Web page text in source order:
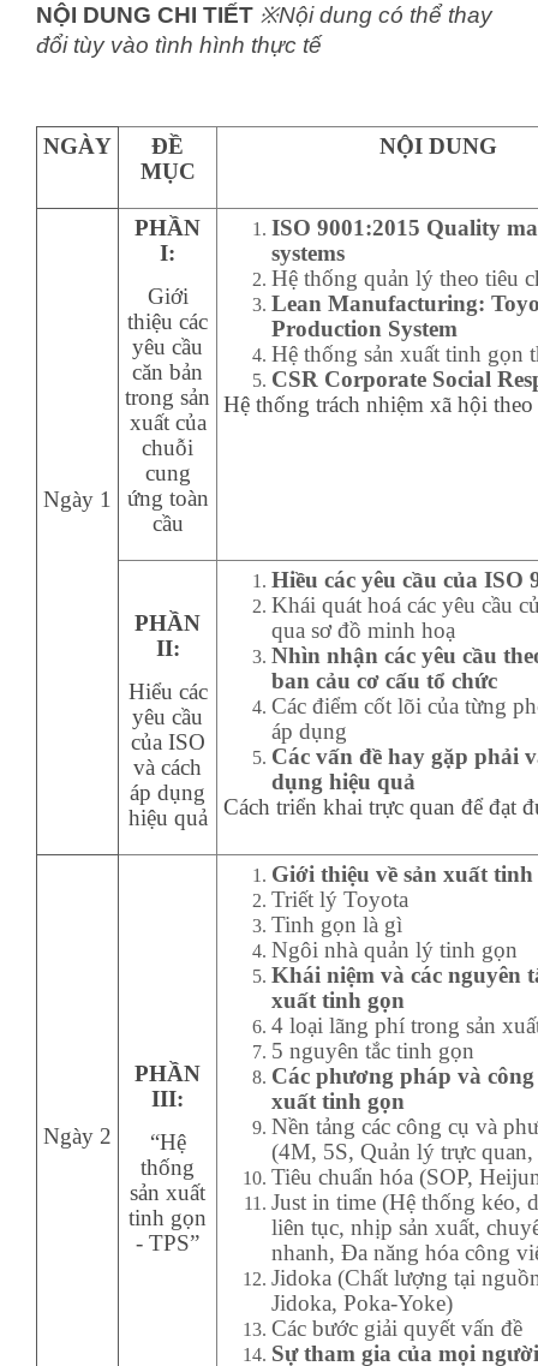
NỘI DUNG CHI TIẾT ※Nội dung có thể thay
đổi tùy vào tình hình thực tế
NGÀY
ĐỀ
MỤC
NỘI DUNG
Ngày 1
PHẦN
I:
Giới
thiệu các
yêu cầu
căn bản
trong sản
xuất của
chuỗi
cung
ứng toàn
cầu
ISO 9001:2015 Quality
systems
Hệ thống quản lý theo tiêu
Lean Manufacturing:
Production System
Hệ thống sản xuất tinh gọn
CSR Corporate Social
Hệ thống trách nhiệm xã hội
PHẦN
II:
Hiểu các
yêu cầu
của ISO
và cách
áp dụng
hiệu quả
Hiều các yêu cầu của ISO
Khái quát hoá các yêu cầu
qua sơ đồ minh hoạ
Nhìn nhận các yêu cầu
ban cảu cơ cấu tổ chức
Các điểm cốt lõi của từng
áp dụng
Các vấn đề hay gặp phải
dụng hiệu quả
Cách triển khai trực quan để đạt
Ngày 2
PHẦN
III:
“Hệ
thống
sản xuất
tinh gọn
- TPS”
Giới thiệu về sản xuất tinh
Triết lý Toyota
Tinh gọn là gì
Ngôi nhà quản lý tinh gọn
Khái niệm và các nguyên
xuất tinh gọn
4 loại lãng phí trong sản
5 nguyên tắc tinh gọn
Các phương pháp và công
xuất tinh gọn
Nền tảng các công cụ và
(4M, 5S, Quản lý trực
Tiêu chuẩn hóa (SOP,
Just in time (Hệ thống kéo,
liên tục, nhịp sản xuất,
nhanh, Đa năng hóa công
Jidoka (Chất lượng tại
Jidoka, Poka-Yoke)
Các bước giải quyết vấn đề
Sựtham gia của mọi người